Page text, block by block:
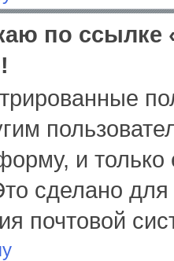
по ссылке
и только
сделано для
почтовой